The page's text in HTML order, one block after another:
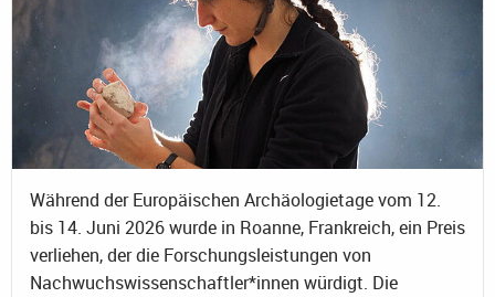
Während der Europäischen Archäologietage vom 12.
bis 14. Juni 2026 wurde in Roanne, Frankreich, ein Preis
verliehen, der die Forschungsleistungen von
Nachwuchswissenschaftler*innen würdigt. Die